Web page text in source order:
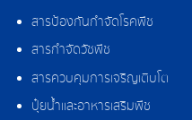
สารป้องกันกำจัดโรคพืช
สารกำจัดวัชพืช
สารควบคุมการเจริญเติบโต
ปุ๋ยน้ำและอาหารเสริมพืช